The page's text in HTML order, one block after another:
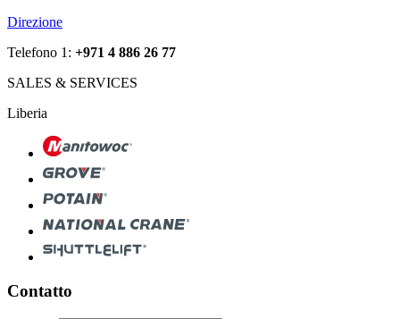
Direzione
Telefono 1: +971 4 886 26 77
SALES & SERVICES
Liberia
Contatto